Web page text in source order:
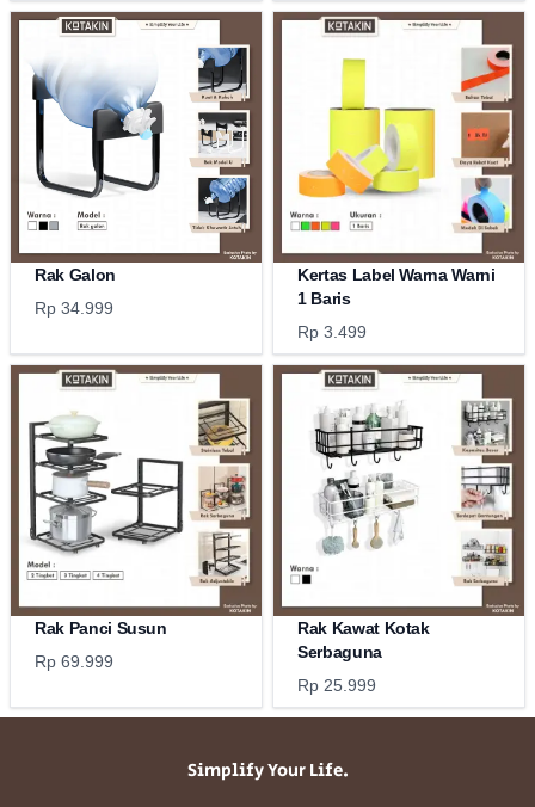
Rak Galon
Rp 34.999
Kertas Label Warna Warni
1 Baris
Rp 3.499
Rak Panci Susun
Rp 69.999
Rak Kawat Kotak
Serbaguna
Rp 25.999
Simplify Your Life.